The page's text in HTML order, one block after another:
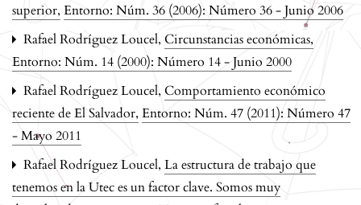
superior, Entorno: Núm. 36 (2006): Número 36 - Junio 2006
Rafael Rodríguez Loucel, Circunstancias económicas,
Entorno: Núm. 14 (2000): Número 14 - Junio 2000
Rafael Rodríguez Loucel,Comportamiento económico
reciente de El Salvador, Entorno: Núm. 47 (2011): Número 47
- Mayo 2011
Rafael Rodríguez Loucel, La estructura de trabajo que
tenemos en la Utec es un factor clave. Somos muy